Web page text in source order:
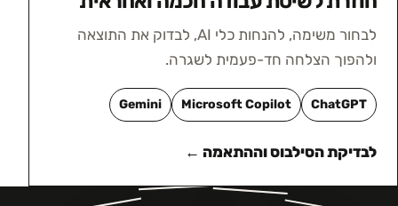
לבחור משימה, להנחות כלי AI, לבדוק את התוצאה
ולהפוך הצלחה חד-פעמית לשגרה.
ChatGPT
Microsoft Copilot
Gemini
לבדיקת הסילבוס וההתאמה ←